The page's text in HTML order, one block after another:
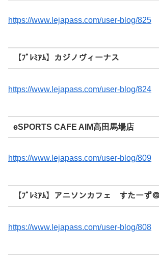
https://www.lejapass.com/user-blog/825
【ﾌﾟﾚﾐｱﾑ】カジノヴィーナス
https://www.lejapass.com/user-blog/824
eSPORTS CAFE AIM高田馬場店
https://www.lejapass.com/user-blog/809
【ﾌﾟﾚﾐｱﾑ】アニソンカフェ すたーず
https://www.lejapass.com/user-blog/808